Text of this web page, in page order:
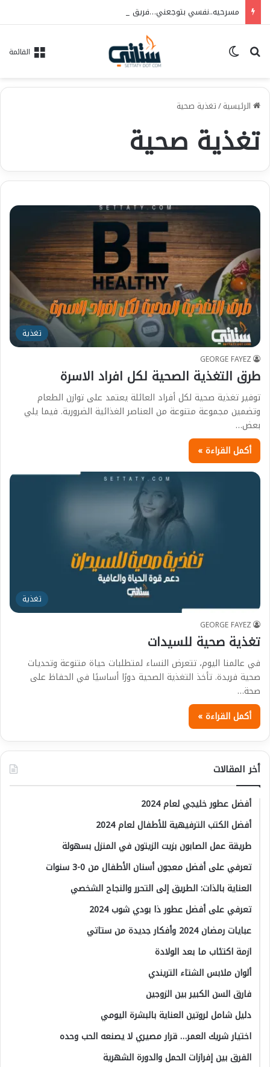
القائمة بحث عن
الرئيسية/تغذية صحية
تغذية صحية
تغذية
GEORGE FAYEZ
طرق التغذية الصحية لكل افراد الاسرة
توفير تغذية صحية لكل أفراد العائلة يعتمد على توازن الطعام
وتضمين مجموعة متنوعة من العناصر الغذائية الضرورية. فيما يلي
بعض…
أكمل القراءة »
تغذية
GEORGE FAYEZ
تغذية صحية للسيدات
في عالمنا اليوم، تتعرض النساء لمتطلبات حياة متنوعة وتحديات
صحية فريدة. تأخذ التغذية الصحية دورًا أساسيًا في الحفاظ على
صحة…
أكمل القراءة »
أخر المقالات
أفضل عطور خليجي لعام 2024
أفضل الكتب الترفيهية للأطفال لعام 2024
طريقة عمل الصابون بزيت الزيتون في المنزل بسهولة
تعرفي على أفضل معجون أسنان الأطفال من 0-3 سنوات
العناية بالذات: الطريق إلى التحرر والنجاح الشخصي
تعرفي على أفضل عطور ذا بودي شوب 2024
عبايات رمضان 2024 وأفكار جديدة من ستاتي
ازمة اكتئاب ما بعد الولادة
ألوان ملابس الشتاء التريندي
فارق السن الكبير بين الزوجين
دليل شامل لروتين العناية بالبشرة اليومي
اختيار شريك العمر… قرار مصيري لا يصنعه الحب وحده
الفرق بين إفرازات الحمل والدورة الشهرية